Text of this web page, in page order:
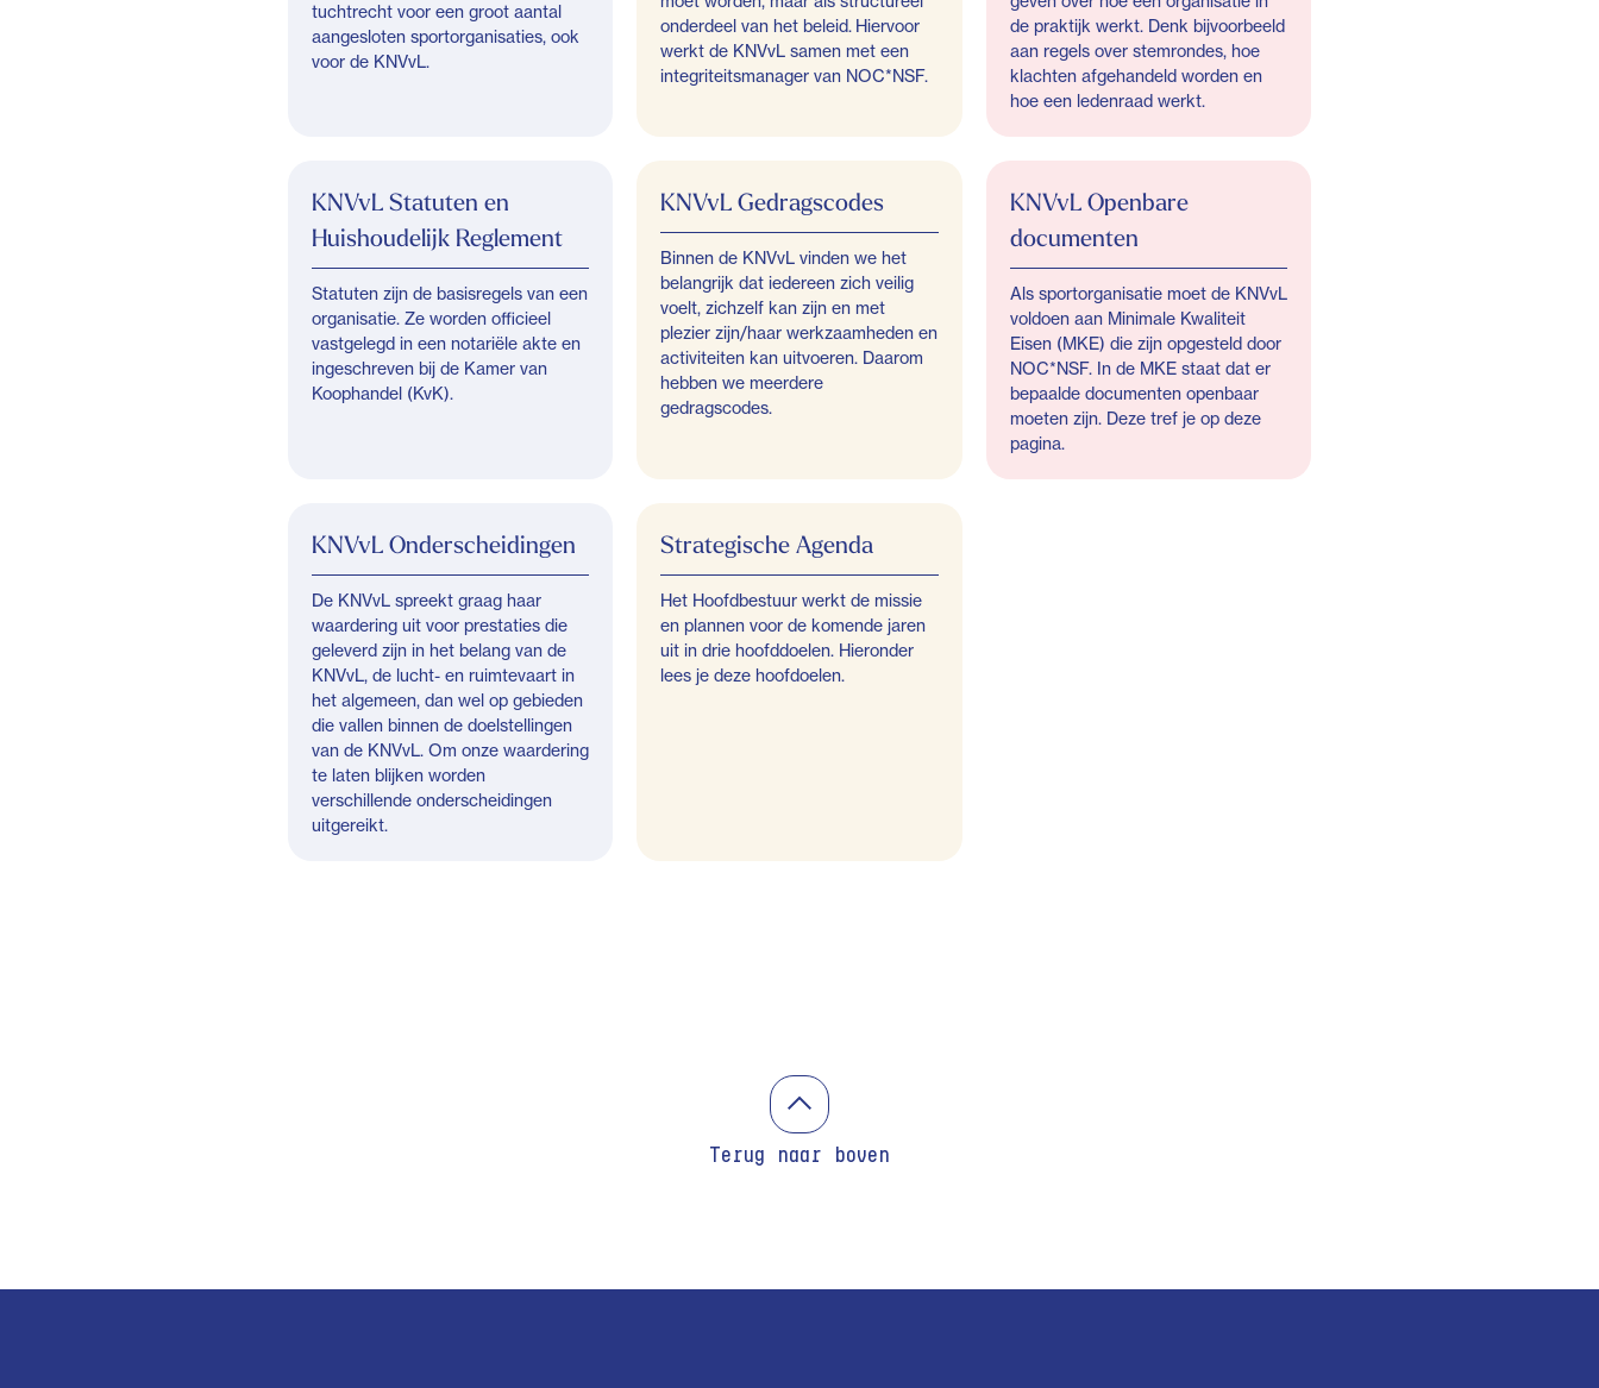
tuchtrecht voor een groot aantal
aangesloten sportorganisaties, ook
voor de KNVvL.
onderdeel van het beleid. Hiervoor
werkt de KNVvL samen met een
integriteitsmanager van NOC*NSF.
de praktijk werkt. Denk bijvoorbeeld
aan regels over stemrondes, hoe
klachten afgehandeld worden en
hoe een ledenraad werkt.
KNVvL Statuten en
Huishoudelijk Reglement
Statuten zijn de basisregels van een
organisatie. Ze worden officieel
vastgelegd in een notariële akte en
ingeschreven bij de Kamer van
Koophandel (KvK).
KNVvL Gedragscodes
Binnen de KNVvL vinden we het
belangrijk dat iedereen zich veilig
voelt, zichzelf kan zijn en met
plezier zijn/haar werkzaamheden en
activiteiten kan uitvoeren. Daarom
hebben we meerdere
gedragscodes.
KNVvL Openbare
documenten
Als sportorganisatie moet de KNVvL
voldoen aan Minimale Kwaliteit
Eisen (MKE) die zijn opgesteld door
NOC*NSF. In de MKE staat dat er
bepaalde documenten openbaar
moeten zijn. Deze tref je op deze
pagina.
KNVvL Onderscheidingen
De KNVvL spreekt graag haar
waardering uit voor prestaties die
geleverd zijn in het belang van de
KNVvL, de lucht- en ruimtevaart in
het algemeen, dan wel op gebieden
die vallen binnen de doelstellingen
van de KNVvL. Om onze waardering
te laten blijken worden
verschillende onderscheidingen
uitgereikt.
Strategische Agenda
Het Hoofdbestuur werkt de missie
en plannen voor de komende jaren
uit in drie hoofddoelen. Hieronder
lees je deze hoofdoelen.
Terug naar boven